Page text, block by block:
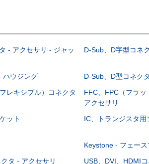
- アクセサリ - ジャッ
D-Sub、D字型コネ
ハウジング
D-Sub、D型コネク
レキシブル）コネクタ
FFC、FPC（フラ
アクセサリ
ット IC、トランジスタ用
Keystone - フェー
タ - アクセサリ
USB、DVI、HDMI